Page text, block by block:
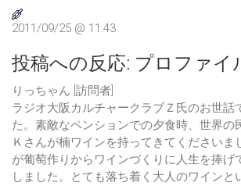
2011/09/25 @ 11:43
投稿への反応: プロファイ
りっちゃん [訪問者]
ラジオ大阪カルチャークラブＺ氏のお世話
た。素敵なペンションでの夕食時、世界の
Ｋさんが楠ワインを持ってきてくださいま
が葡萄作りからワインづくりに人生を捧げ
しました。とても落ち着く大人のワインと